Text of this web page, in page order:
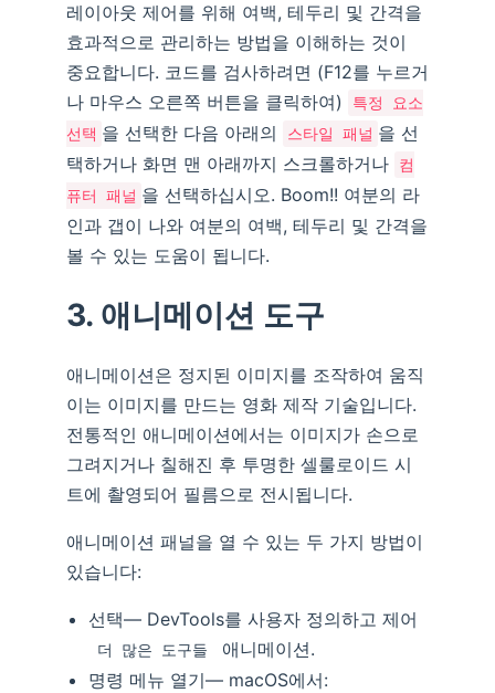
레이아웃 제어를 위해 여백, 테두리 및 간격을
효과적으로 관리하는 방법을 이해하는 것이
중요합니다. 코드를 검사하려면 (F12를 누르거
나 마우스 오른쪽 버튼을 클릭하여)
특정 요소
선택 을 선택한 다음 아래의 스타일 패널 을 선
택하거나 화면 맨 아래까지 스크롤하거나
컴
퓨터 패널 을 선택하십시오. Boom!! 여분의 라
인과 갭이 나와 여분의 여백, 테두리 및 간격을
볼 수 있는 도움이 됩니다.
3. 애니메이션 도구
애니메이션은 정지된 이미지를 조작하여 움직
이는 이미지를 만드는 영화 제작 기술입니다.
전통적인 애니메이션에서는 이미지가 손으로
그려지거나 칠해진 후 투명한 셀룰로이드 시
트에 촬영되어 필름으로 전시됩니다.
애니메이션 패널을 열 수 있는 두 가지 방법이
있습니다:
선택— DevTools를 사용자 정의하고 제어
더 많은 도구들
애니메이션.
명령 메뉴 열기— macOS에서: